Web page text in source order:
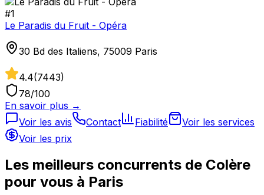
#1
Le Paradis du Fruit - Opéra
30 Bd des Italiens, 75009 Paris
4.4(7443)
78/100
En savoir plus →
Voir les avis
Contact Fiabilité
Voir les services
Voir les prix
Les meilleurs concurrents de Colère
pour vous à Paris